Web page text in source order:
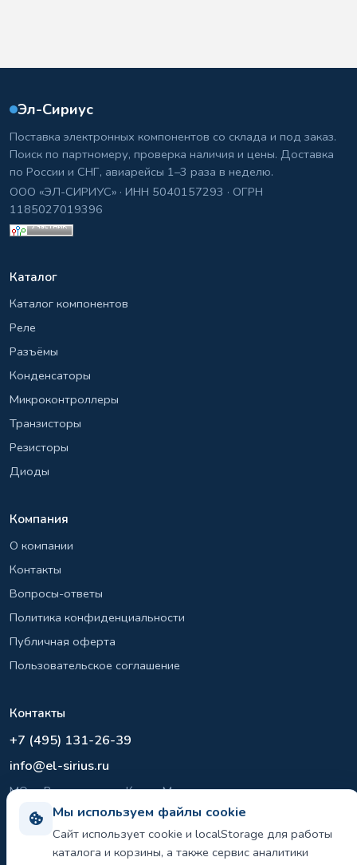
Мы используем файлы cookie
Сайт использует cookie и localStorage для работы
каталога и корзины, а также сервис аналитики
Эл-Сириус
Поставка электронных компонентов со склада и под заказ.
Поиск по партномеру, проверка наличия и цены. Доставка
по России и СНГ, авиарейсы 1–3 раза в неделю.
ООО «ЭЛ-СИРИУС» · ИНН 5040157293 · ОГРН
1185027019396
Каталог
Каталог компонентов
Реле
Разъёмы
Конденсаторы
Микроконтроллеры
Транзисторы
Резисторы
Диоды
Компания
О компании
Контакты
Вопросы-ответы
Политика конфиденциальности
Публичная оферта
Пользовательское соглашение
Контакты
+7 (495) 131-26-39
info@el-sirius.ru
МО, г. Раменское, ул. Карла Маркса
Склад: Шереметьево, Московская область